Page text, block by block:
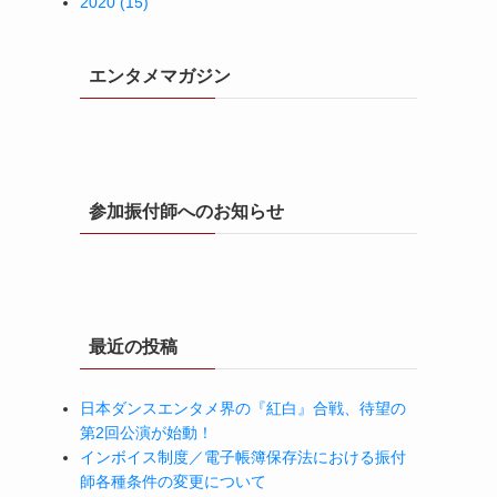
エンタメマガジン
参加振付師へのお知らせ
最近の投稿
日本ダンスエンタメ界の『紅白』合戦、待望の
第2回公演が始動！
インボイス制度／電子帳簿保存法における振付
師各種条件の変更について